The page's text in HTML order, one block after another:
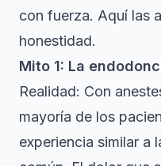
con fuerza. Aquí las
honestidad.
Mito 1: La
Realidad: Con
mayoría de los
experiencia similar a